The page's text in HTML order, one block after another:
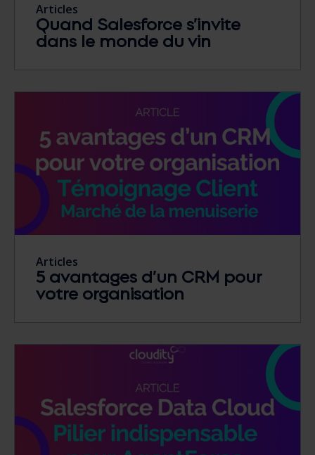
Articles
Quand Salesforce s’invite
dans le monde du vin
Articles
5 avantages d’un CRM pour
votre organisation